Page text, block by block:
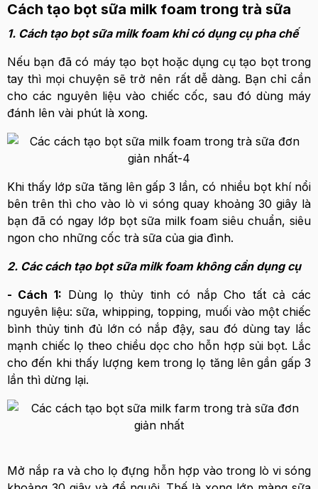
Cách tạo bọt sữa milk foam trong trà sữa
1. Cách tạo bọt sữa milk foam khi có dụng cụ pha chế
Nếu bạn đã có máy tạo bọt hoặc dụng cụ tạo bọt trong
tay thì mọi chuyện sẽ trở nên rất dễ dàng. Bạn chỉ cần
cho các nguyên liệu vào chiếc cốc, sau đó dùng máy
đánh lên vài phút là xong.
Khi thấy lớp sữa tăng lên gấp 3 lần, có nhiều bọt khí nổi
bên trên thì cho vào lò vi sóng quay khoảng 30 giây là
bạn đã có ngay lớp bọt sữa milk foam siêu chuẩn, siêu
ngon cho những cốc trà sữa của gia đình.
2. Các cách tạo bọt sữa milk foam không cần dụng cụ
- Cách 1: Dùng lọ thủy tinh có nắp Cho tất cả các
nguyên liệu: sữa, whipping, topping, muối vào một chiếc
bình thủy tinh đủ lớn có nắp đậy, sau đó dùng tay lắc
mạnh chiếc lọ theo chiều dọc cho hỗn hợp sủi bọt. Lắc
cho đến khi thấy lượng kem trong lọ tăng lên gần gấp 3
lần thì dừng lại.
Mở nắp ra và cho lọ đựng hỗn hợp vào trong lò vi sóng